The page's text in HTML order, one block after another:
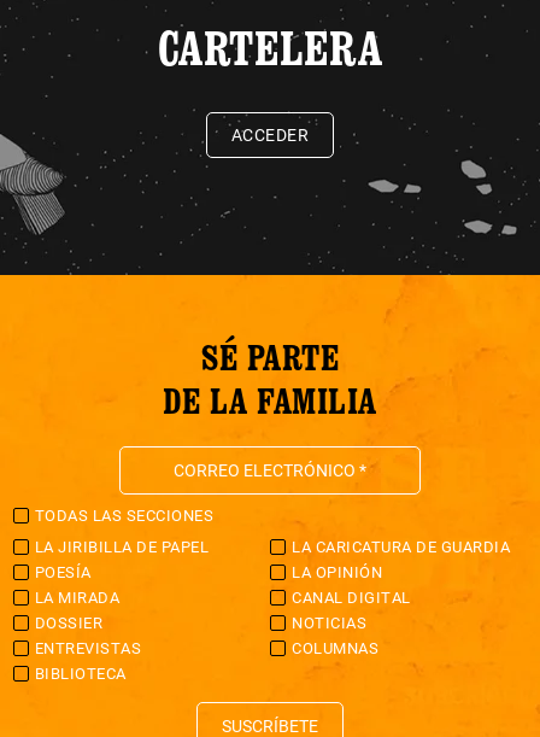
CARTELERA
ACCEDER
SÉ PARTE
DE LA FAMILIA
TODAS LAS SECCIONES
LA JIRIBILLA DE PAPEL
LA CARICATURA DE GUARDIA
POESÍA
LA OPINIÓN
LA MIRADA
CANAL DIGITAL
DOSSIER
NOTICIAS
ENTREVISTAS
COLUMNAS
BIBLIOTECA
SUSCRÍBETE